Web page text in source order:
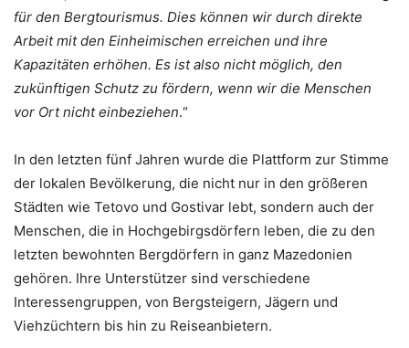
für den Bergtourismus. Dies können wir durch direkte
Arbeit mit den Einheimischen erreichen und ihre
Kapazitäten erhöhen. Es ist also nicht möglich, den
zukünftigen Schutz zu fördern, wenn wir die Menschen
vor Ort nicht einbeziehen.“
In den letzten fünf Jahren wurde die Plattform zur Stimme
der lokalen Bevölkerung, die nicht nur in den größeren
Städten wie Tetovo und Gostivar lebt, sondern auch der
Menschen, die in Hochgebirgsdörfern leben, die zu den
letzten bewohnten Bergdörfern in ganz Mazedonien
gehören. Ihre Unterstützer sind verschiedene
Interessengruppen, von Bergsteigern, Jägern und
Viehzüchtern bis hin zu Reiseanbietern.